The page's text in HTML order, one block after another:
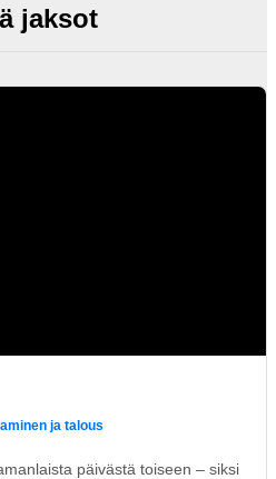
jaksot
ja talous
päivästä toiseen – siksi